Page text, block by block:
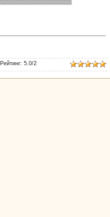
Рейтинг: 5.0/2